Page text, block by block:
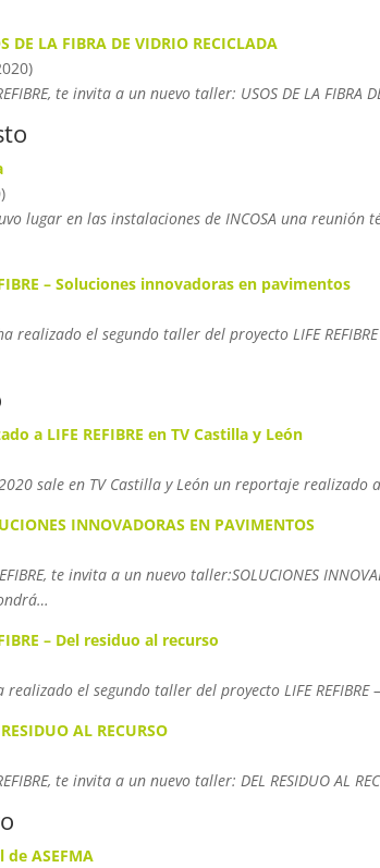
DE LA FIBRA DE VIDRIO RECICLADA
te invita a un nuevo taller: USOS DE LA
lugar en las instalaciones de INCOSA una
– Soluciones innovadoras en pavimentos
realizado el segundo taller del proyecto LIFE
a LIFE REFIBRE en TV Castilla y León
sale en TV Castilla y León un reportaje realizado
INNOVADORAS EN PAVIMENTOS
te invita a un nuevo taller:SOLUCIONES
– Del residuo al recurso
realizado el segundo taller del proyecto LIFE
AL RECURSO
te invita a un nuevo taller: DEL RESIDUO AL
ASEFMA